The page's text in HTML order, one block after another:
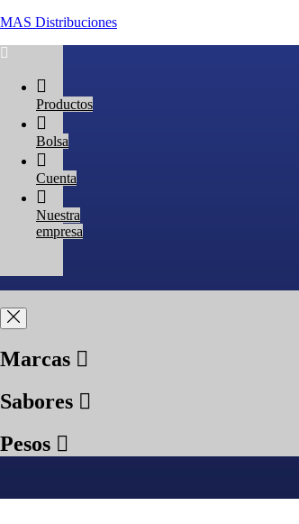
MAS Distribuciones
Productos
Bolsa
Cuenta
Nuestra
empresa
Marcas
Sabores
Pesos